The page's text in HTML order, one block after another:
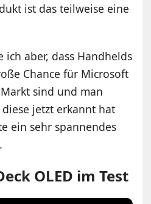
ist das teilweise eine
ich aber, dass Handhelds
Chance für Microsoft
sind und man
jetzt erkannt hat
ein sehr spannendes
OLED im Test